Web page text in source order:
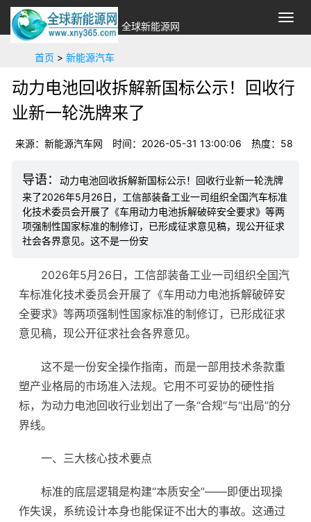
切
换
全球新能源网
首页 > 新能源汽车
动力电池回收拆解新国标公示！回收行
业新一轮洗牌来了
来源：新能源汽车网 时间：2026-05-31 13:00:06 热度： 58
动力电池回收拆解新国标公示！回收行业新一轮洗牌
来了2026年5月26日，工信部装备工业一司组织全国汽车标准
化技术委员会开展了《车用动力电池拆解破碎安全要求》等两
项强制性国家标准的制修订，已形成征求意见稿，现公开征求
社会各界意见。这不是一份安
2026年5月26日，工信部装备工业一司组织全国汽
车标准化技术委员会开展了《车用动力电池拆解破碎安
全要求》等两项强制性国家标准的制修订，已形成征求
意见稿，现公开征求社会各界意见。
这不是一份安全操作指南，而是一部用技术条款重
塑产业格局的市场准入法规。它用不可妥协的硬性指
标，为动力电池回收行业划出了一条“合规”与“出局”的分
界线。
一、三大核心技术要点
标准的底层逻辑是构建“本质安全”——即便出现操
作失误，系统设计本身也能保证不出大的事故。这通过